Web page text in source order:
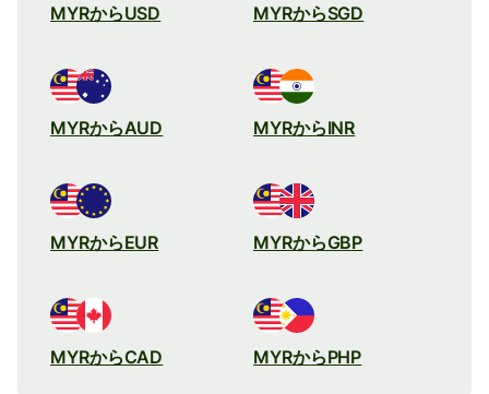
MYRからUSD MYRからSGD
MYRからAUD MYRからINR
MYRからEUR MYRからGBP
MYRからCAD MYRからPHP